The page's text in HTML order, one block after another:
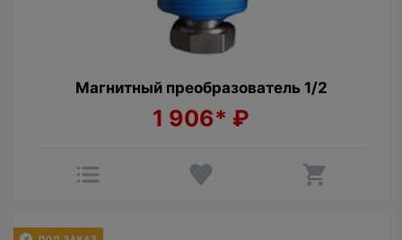
Магнитный преобразователь 1/2
1 906* ₽